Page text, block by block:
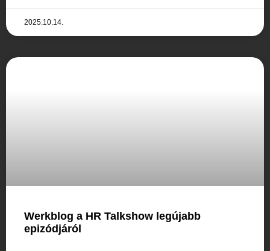
2025.10.14.
Werkblog a HR Talkshow legújabb
epizódjáról